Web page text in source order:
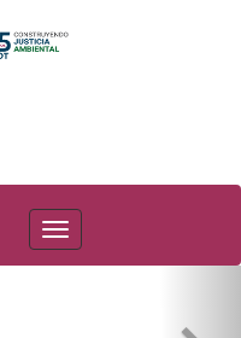
PAOT